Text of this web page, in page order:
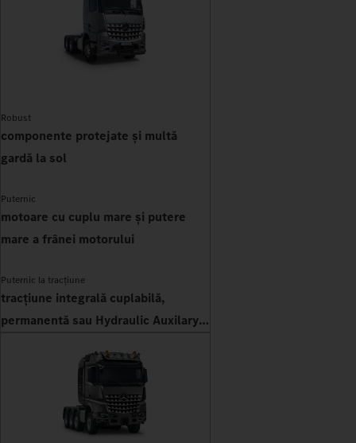
Robust
componente protejate și multă
gardă la sol
Puternic
motoare cu cuplu mare și putere
mare a frânei motorului
Puternic la tracțiune
tracțiune integrală cuplabilă,
permanentă sau Hydraulic Auxilary